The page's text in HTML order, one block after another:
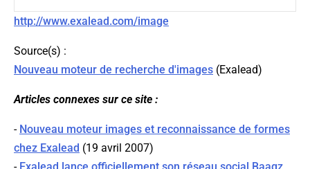
http://www.exalead.com/image
Source(s) :
Nouveau moteur de recherche d'images (Exalead)
Articles connexes sur ce site :
- Nouveau moteur images et reconnaissance de formes
chez Exalead (19 avril 2007)